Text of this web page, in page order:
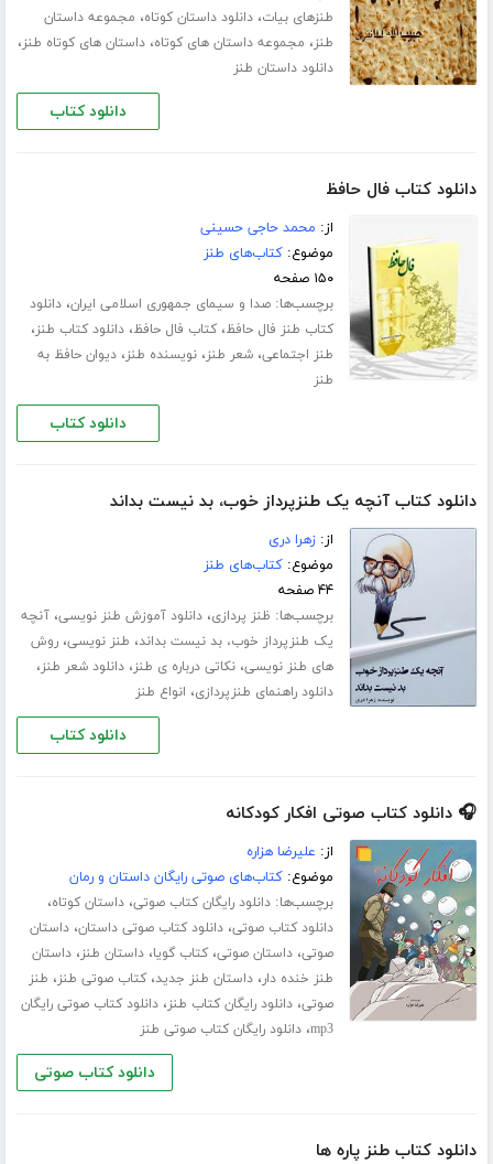
طنزهای بیات،دانلود داستان کوتاه، مجموعه داستان
طنز، مجموعه داستان های کوتاه،داستان های کوتاه طنز،
دانلود داستان طنز
دانلود کتاب
دانلود کتاب فال حافظ
از: محمد حاجی حسینی
موضوع:کتاب‌های طنز
۱۵۰ صفحه
برچسب‌ها:صدا و سیمای جمهوری اسلامی ایران،دانلود
کتاب طنز فال حافظ،کتاب فال حافظ،دانلود کتاب طنز،
طنز اجتماعی،شعر طنز،نویسنده طنز،دیوان حافظ به
طنز
دانلود کتاب
دانلود کتاب آنچه یک طنزپرداز خوب، بد نیست بداند
از:زهرا دری
موضوع:کتاب‌های طنز
۴۴ صفحه
برچسب‌ها: ظنز پردازی،دانلود آموزش طنز نویسی،آنچه
یک طنزپرداز خوب، بد نیست بداند، طنز نویسی،روش
های طنز نویسی،نکاتی درباره ی طنز،دانلود شعر طنز،
دانلود راهنمای طنزپردازی، انواع طنز
دانلود کتاب
🎧 دانلود کتاب صوتی افکار کودکانه
از: علیرضا هزاره
موضوع:کتاب‌های صوتی رایگان داستان و رمان
برچسب‌ها:دانلود رایگان کتاب صوتی،داستان کوتاه،
دانلود کتاب صوتی،دانلود کتاب صوتی داستان،داستان
صوتی،داستان صوتی،کتاب گویا،داستان طنز،داستان
طنز خنده دار،داستان طنز جدید،کتاب صوتی طنز، طنز
صوتی،دانلود رایگان کتاب طنز،دانلود کتاب صوتی رایگان
mp3،دانلود رایگان کتاب صوتی طنز
دانلود کتاب صوتی
دانلود کتاب طنز پاره ها